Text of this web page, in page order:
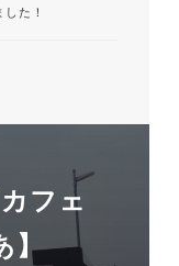
た！
フェ
】